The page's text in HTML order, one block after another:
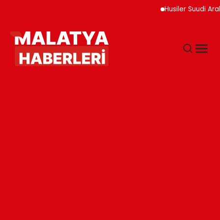
Husiler Suudi